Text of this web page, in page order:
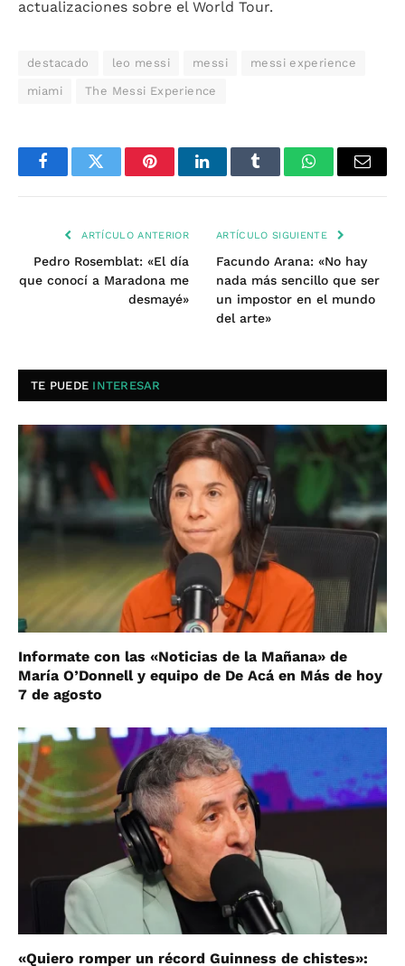
actualizaciones sobre el World Tour.
destacado leo messi messi messi experience
miami The Messi Experience
FacebookTwitter PinterestLinkedInTumblr WhatsAppEmail
ARTÍCULO ANTERIOR
Pedro Rosemblat: «El día
que conocí a Maradona me
desmayé»
ARTÍCULO SIGUIENTE
Facundo Arana: «No hay
nada más sencillo que ser
un impostor en el mundo
del arte»
TE PUEDE INTERESAR
Informate con las «Noticias de la Mañana» de
María O’Donnell y equipo de De Acá en Más de hoy
7 de agosto
«Quiero romper un récord Guinness de chistes»: